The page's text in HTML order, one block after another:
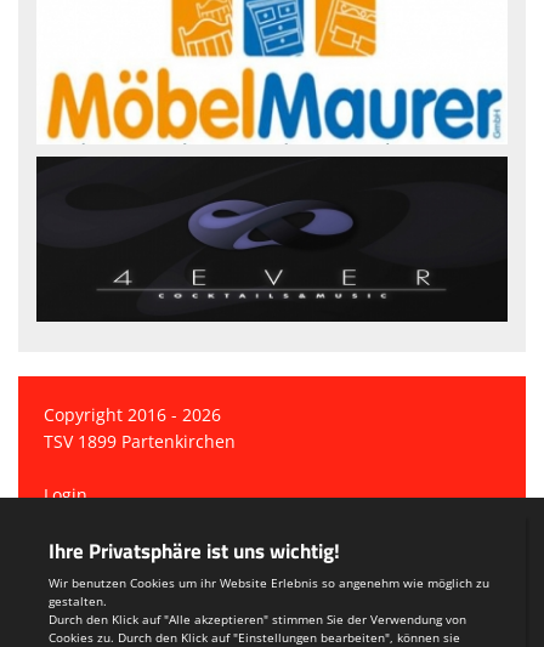
Copyright 2016 - 2026
TSV 1899 Partenkirchen
Login
Teamsports 2
Dein Sportverein online